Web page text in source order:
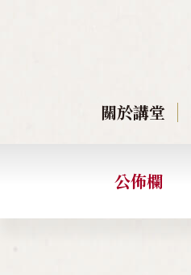
關於講堂
公佈欄